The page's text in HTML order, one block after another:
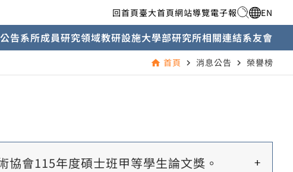
回首頁臺大首頁網站導覽電子報 EN
告系所成員研究領域教研設施大學部研究所相關連結系友會
home 首頁 navigate_next 消息公告 navigate_next 榮譽榜
會115年度碩士班甲等學生論文獎。